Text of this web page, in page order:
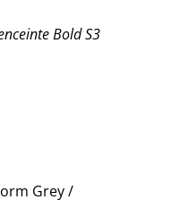
Bold S3
Grey /